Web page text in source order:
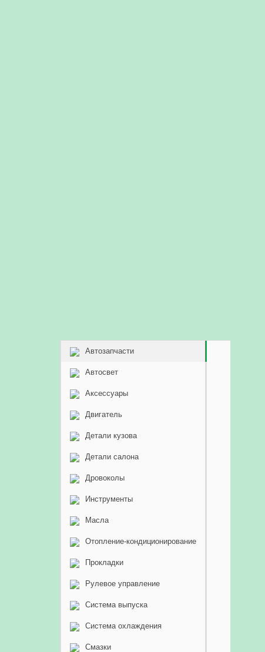
Автозапчасти
Автосвет
Аксессуары
Двигатель
Детали кузова
Детали салона
Дровоколы
Инструменты
Масла
Отопление-кондиционирование
Прокладки
Рулевое управление
Система выпуска
Система охлаждения
Смазки